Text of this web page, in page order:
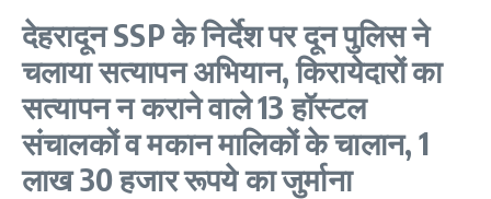
देहरादून SSP के निर्देश पर दून पुलिस ने
चलाया सत्यापन अभियान, किरायेदारों का
सत्यापन न कराने वाले 13 हॉस्टल
संचालकों व मकान मालिकों के चालान, 1
लाख 30 हजार रूपये का जुर्माना